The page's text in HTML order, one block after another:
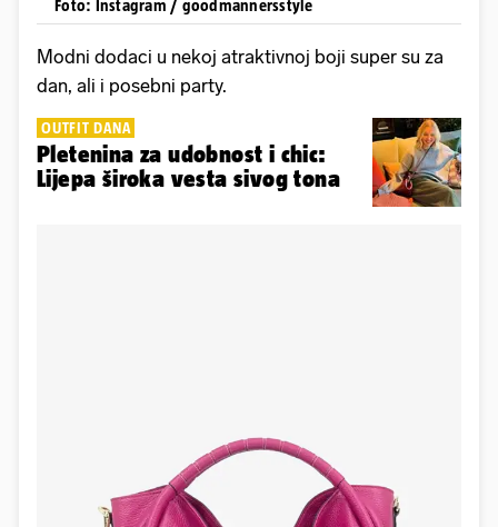
Foto: Instagram / goodmannersstyle
Modni dodaci u nekoj atraktivnoj boji super su za
dan, ali i posebni party.
OUTFIT DANA
Pletenina za udobnost i chic:
Lijepa široka vesta sivog tona